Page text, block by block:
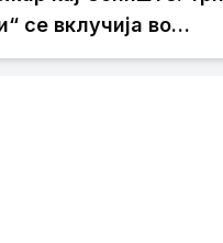
се вклучија во
гори